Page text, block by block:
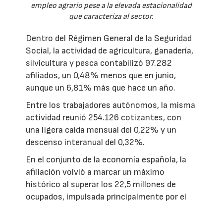
empleo agrario pese a la elevada estacionalidad
que caracteriza al sector.
Dentro del Régimen General de la Seguridad
Social, la actividad de agricultura, ganadería,
silvicultura y pesca contabilizó 97.282
afiliados, un 0,48% menos que en junio,
aunque un 6,81% más que hace un año.
Entre los trabajadores autónomos, la misma
actividad reunió 254.126 cotizantes, con
una ligera caída mensual del 0,22% y un
descenso interanual del 0,32%.
En el conjunto de la economía española, la
afiliación volvió a marcar un máximo
histórico al superar los 22,5 millones de
ocupados, impulsada principalmente por el